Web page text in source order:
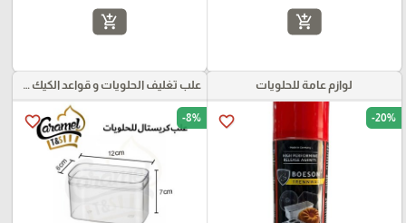
add_shopping_cart
add_shopping_cart
لوازم عامة للحلويات
favorite_border -20%
علب تغليف الحلويات و قواعد الكيك و علب بلاستيكية بأنواعها
favorite_border -8%